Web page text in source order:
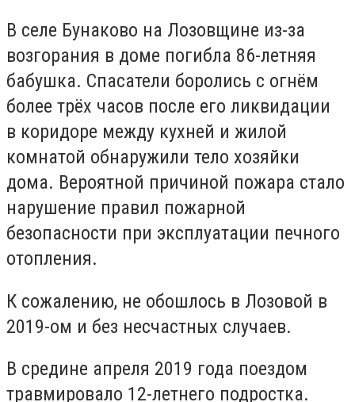
В селе Бунаково на Лозовщине из-за
возгорания в доме погибла 86-летняя
бабушка. Спасатели боролись с огнём
более трёх часов после его ликвидации
в коридоре между кухней и жилой
комнатой обнаружили тело хозяйки
дома. Вероятной причиной пожара стало
нарушение правил пожарной
безопасности при эксплуатации печного
отопления.
К сожалению, не обошлось в Лозовой в
2019-ом и без несчастных случаев.
В средине апреля 2019 года поездом
травмировало 12-летнего подростка.